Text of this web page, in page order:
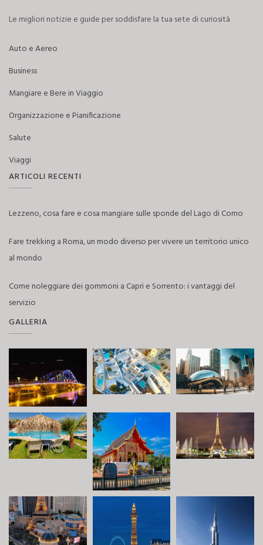
Le migliori notizie e guide per soddisfare la tua sete di curiosità
Auto e Aereo
Business
Mangiare e Bere in Viaggio
Organizzazione e Pianificazione
Salute
Viaggi
ARTICOLI RECENTI
Lezzeno, cosa fare e cosa mangiare sulle sponde del Lago di Como
Fare trekking a Roma, un modo diverso per vivere un territorio unico
al mondo
Come noleggiare dei gommoni a Capri e Sorrento: i vantaggi del
servizio
GALLERIA